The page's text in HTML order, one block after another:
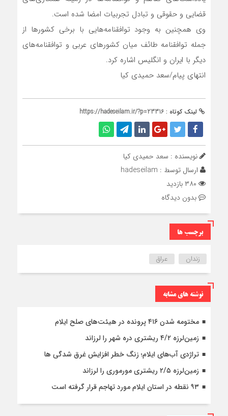
قضایی و حقوقی و تبادل تجربیات امضا شده است.
وی همچنین به وجود توافقنامه‌هایی با برخی کشور‌ها از
جمله توافقنامه طائف میان کشور‌های عربی و توافقنامه‌های
دیگر با ایران و انگلیس اشاره کرد.
انتهای پیام/سعد حمیدی کیا
لینک کوتاه : https://hadeseilam.ir/?p=23316
نویسنده : سعد حمیدی کیا
ارسال توسط : hadeseilam
بدون دیدگاه
برچسب ها
زندان عراق
نوشته های مشابه
مختومه شدن ۴۱۶ پرونده در هیئت‌های صلح ایلام
زمین‌لرزه ۴/۲ ریشتری دره شهر را لرزاند
تراژدی آب‌های ایلام؛ زنگ خطر افزایش غرق شدگی ها
زمین‌لرزه ۲/۵ ریشتری مورموری را لرزاند
۹۳ نقطه در استان ایلام مورد تهاجم قرار گرفته است